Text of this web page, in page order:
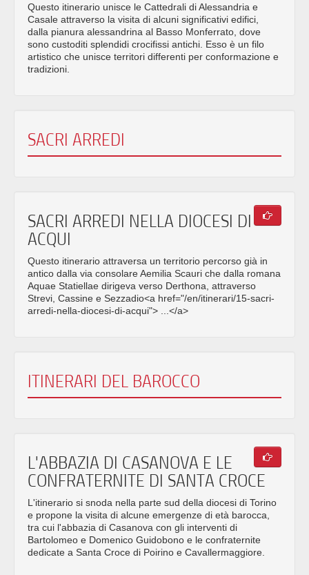
Questo itinerario unisce le Cattedrali di Alessandria e
Casale attraverso la visita di alcuni significativi edifici,
dalla pianura alessandrina al Basso Monferrato, dove
sono custoditi splendidi crocifissi antichi. Esso è un filo
artistico che unisce territori differenti per conformazione e
tradizioni.
SACRI ARREDI
SACRI ARREDI NELLA DIOCESI DI
ACQUI
Questo itinerario attraversa un territorio percorso già in
antico dalla via consolare Aemilia Scauri che dalla romana
Aquae Statiellae dirigeva verso Derthona, attraverso
Strevi, Cassine e Sezzadio<a href="/en/itinerari/15-sacri-
arredi-nella-diocesi-di-acqui"> ...</a>
ITINERARI DEL BAROCCO
L'ABBAZIA DI CASANOVA E LE
CONFRATERNITE DI SANTA CROCE
L'itinerario si snoda nella parte sud della diocesi di Torino
e propone la visita di alcune emergenze di età barocca,
tra cui l'abbazia di Casanova con gli interventi di
Bartolomeo e Domenico Guidobono e le confraternite
dedicate a Santa Croce di Poirino e Cavallermaggiore.